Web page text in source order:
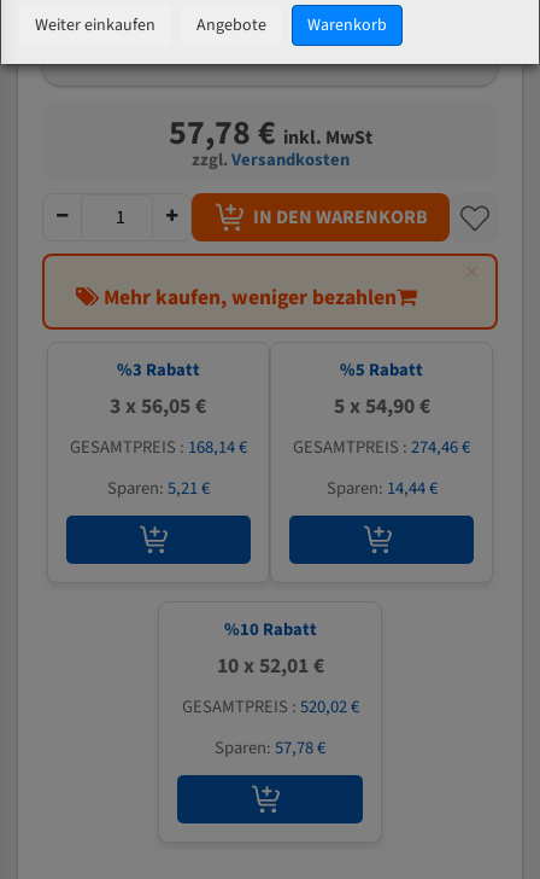
Welche Zahn soll ich wählen?
57,78 € inkl. MwSt
zzgl.Versandkosten
IN DEN WARENKORB
×
Mehr kaufen, weniger bezahlen
%3 Rabatt
3 x 56,05 €
GESAMTPREIS : 168,14 €
Sparen:5,21 €
%5 Rabatt
5 x 54,90 €
GESAMTPREIS :274,46 €
Sparen: 14,44 €
%10 Rabatt
10 x 52,01 €
GESAMTPREIS :520,02 €
Sparen:57,78 €
Weiter einkaufen Angebote Warenkorb